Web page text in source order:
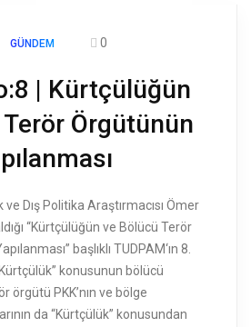
GÜNDEM 0
| Kürtçülüğün
Örgütünün
Dış Politika Araştırmacısı Ömer
“Kürtçülüğün ve Bölücü Terör
başlıklı TUDPAM‘ın 8.
konusunun bölücü
örgütü PKK’nın ve bölge
da “Kürtçülük” konusundan